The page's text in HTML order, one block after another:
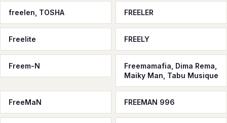
freelen, TOSHA FREELER
Freelite FREELY
Freem-N
Freemamafia, Dima Rema,
Maiky Man, Tabu Musique
FreeMaN FREEMAN 996